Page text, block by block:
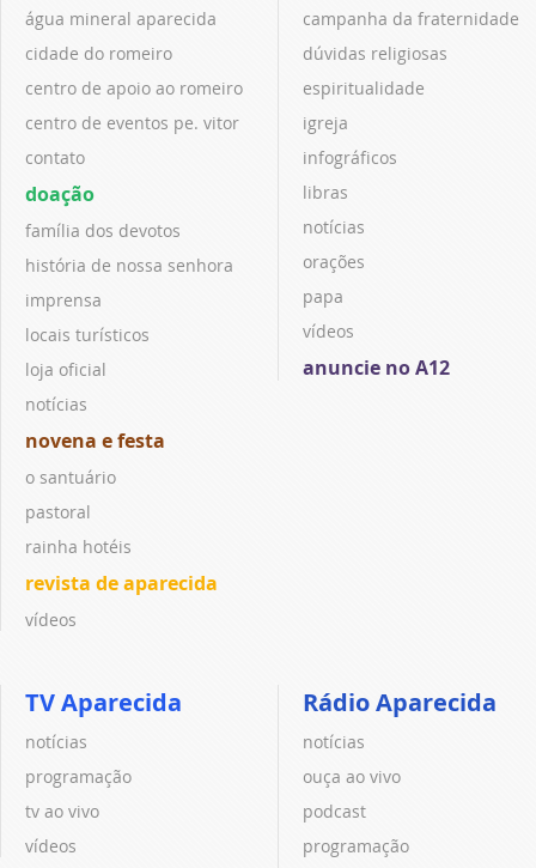
água mineral aparecida
cidade do romeiro
centro de apoio ao romeiro
centro de eventos pe. vitor
contato
doação
família dos devotos
história de nossa senhora
imprensa
locais turísticos
loja oficial
notícias
novena e festa
o santuário
pastoral
rainha hotéis
revista de aparecida
vídeos
campanha da fraternidade
dúvidas religiosas
espiritualidade
igreja
infográficos
libras
notícias
orações
papa
vídeos
anuncie no A12
TV Aparecida
notícias
programação
tv ao vivo
vídeos
Rádio Aparecida
notícias
ouça ao vivo
podcast
programação